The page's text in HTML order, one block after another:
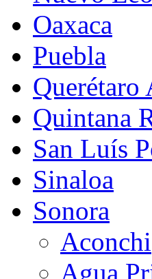
Oaxaca
Puebla
Querétaro
Quintana
San Luís
Sinaloa
Sonora
Aconchi
Agua